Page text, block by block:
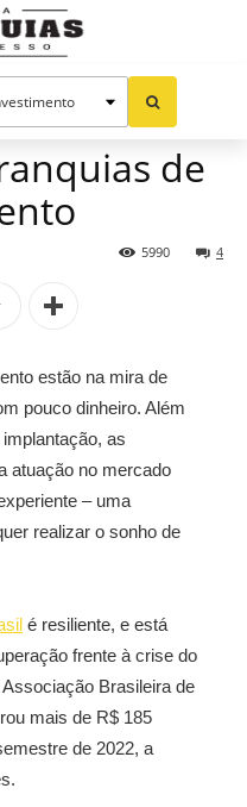
de
4
5990
estão na mira de
pouco dinheiro. Além
as
atuação no mercado
– uma
realizar o sonho de
é resiliente, e está
frente à crise do
Brasileira de
mais de R$ 185
de 2022, a